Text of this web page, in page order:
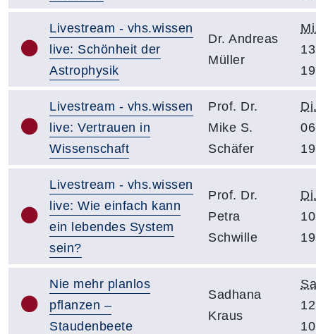
Livestream - vhs.wissen
live: Schönheit der
Astrophysik
Dr. Andreas
Müller
Livestream - vhs.wissen
live: Vertrauen in
Wissenschaft
Prof. Dr.
Mike S.
Schäfer
Livestream - vhs.wissen
live: Wie einfach kann
ein lebendes System
sein?
Prof. Dr.
Petra
Schwille
Nie mehr planlos
pflanzen –
Staudenbeete
Sadhana
Kraus